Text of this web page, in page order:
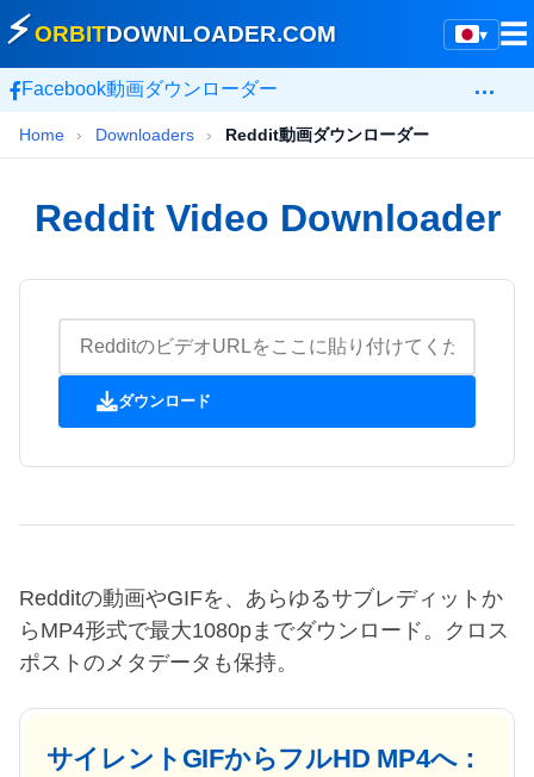
▾
⚡ORBITDOWNLOADER.COM ☰
Facebook動画ダウンローダー …
Home › Downloaders › Reddit動画ダウンローダー
Reddit Video Downloader
ダウンロード
Redditの動画やGIFを、あらゆるサブレディットか
らMP4形式で最大1080pまでダウンロード。クロス
ポストのメタデータも保持。
サイレントGIFからフルHD MP4へ：